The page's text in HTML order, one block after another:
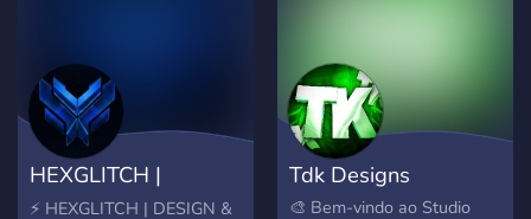
Icons, etc.) has a specific
invite goal. ◈ Join the
Discord for more details ➥
WHAT WE OFFER ❖ 🎨
LOGOS — Unique designs
tailored completely to your
HEXGLITCH |
DESIGN &
⚡ HEXGLITCH | DESIGN &
Tdk Designs
🎨 Bem-vindo ao Studio